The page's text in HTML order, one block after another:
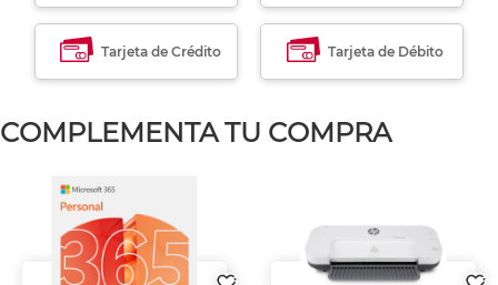
Tarjeta de Crédito Tarjeta de Débito
COMPLEMENTA TU COMPRA